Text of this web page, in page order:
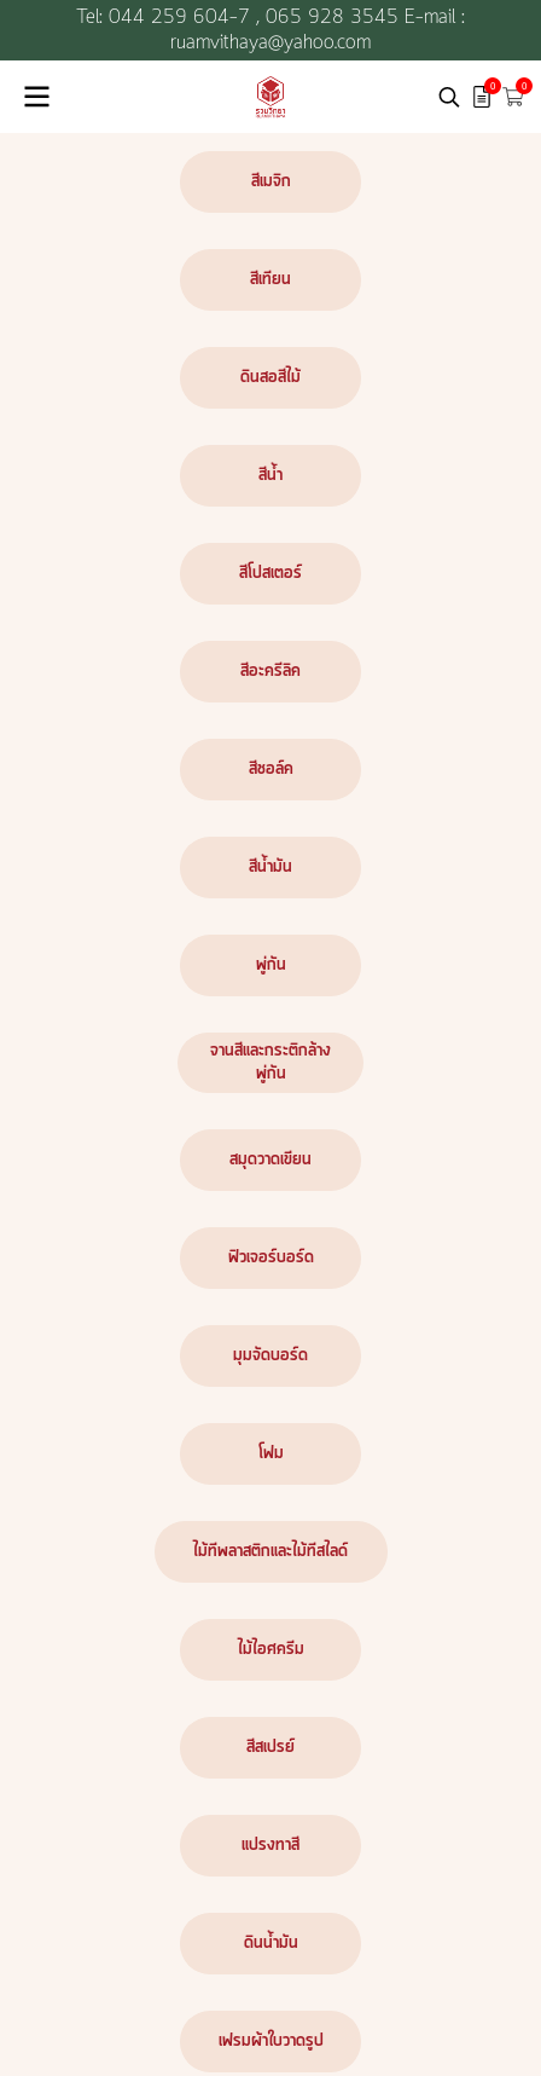
Tel: 044 259 604-7 , 065 928 3545 E-mail :
ruamvithaya@yahoo.com
0 0
สีเมจิก
สีเทียน
ดินสอสีไม้
สีน้ำ
สีโปสเตอร์
สีอะครีลิค
สีชอล์ค
สีน้ำมัน
พู่กัน
จานสีและกระติกล้าง
พู่กัน
สมุดวาดเขียน
ฟิวเจอร์บอร์ด
มุมจัดบอร์ด
โฟม
ไม้ทีพลาสติกและไม้ทีสไลด์
ไม้ไอศครีม
สีสเปรย์
แปรงทาสี
ดินน้ำมัน
เฟรมผ้าใบวาดรูป